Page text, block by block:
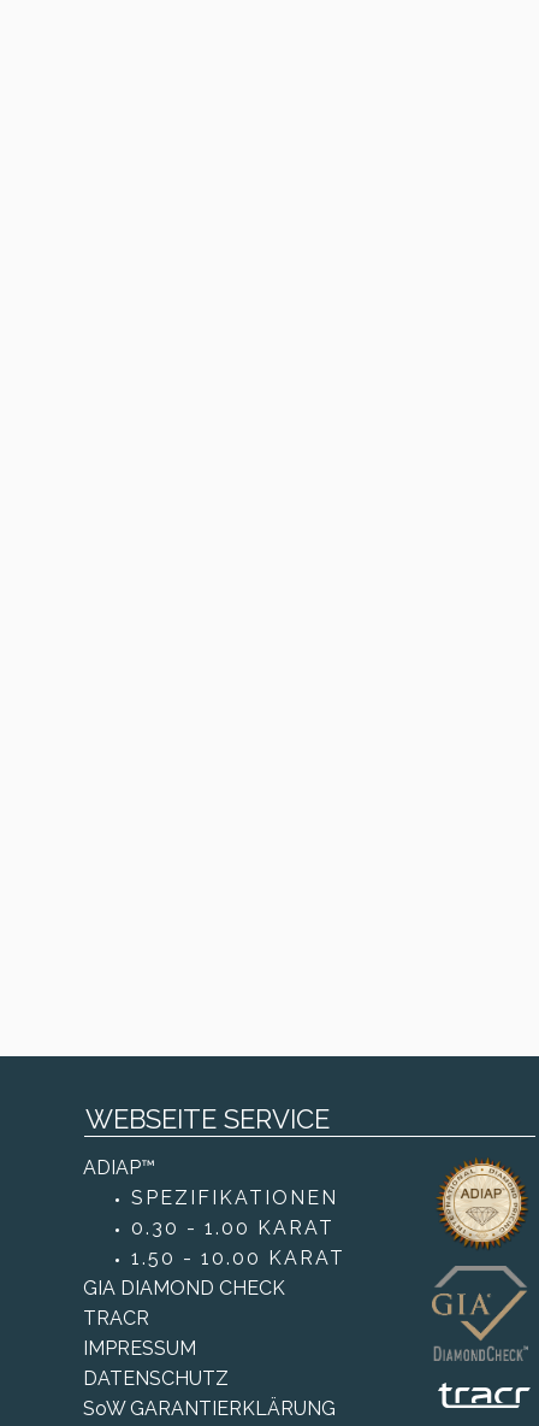
ADIAP™
SPEZIFIKATIONEN
0.30 - 1.00 KARAT
1.50 - 10.00 KARAT
GIA DIAMOND CHECK
TRACR
IMPRESSUM
DATENSCHUTZ
SoW GARANTIERKLÄRUNG
WEBSEITE SERVICE